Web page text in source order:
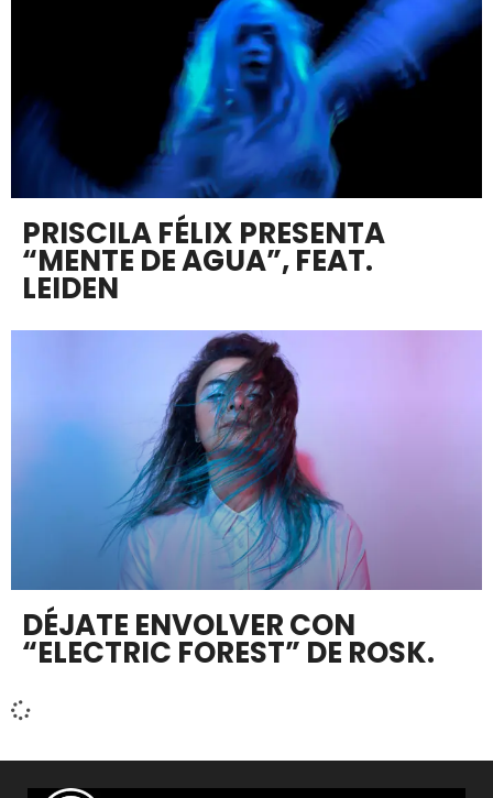
PRISCILA FÉLIX PRESENTA
“MENTE DE AGUA”, FEAT.
LEIDEN
DÉJATE ENVOLVER CON
“ELECTRIC FOREST” DE ROSK.